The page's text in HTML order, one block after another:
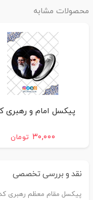
محصولات مشابه
پیکسل امام و رهبری
۳۰,۰۰۰ تومان
نقد و بررسی تخصصی
پیکسل مقام معظم رهبری